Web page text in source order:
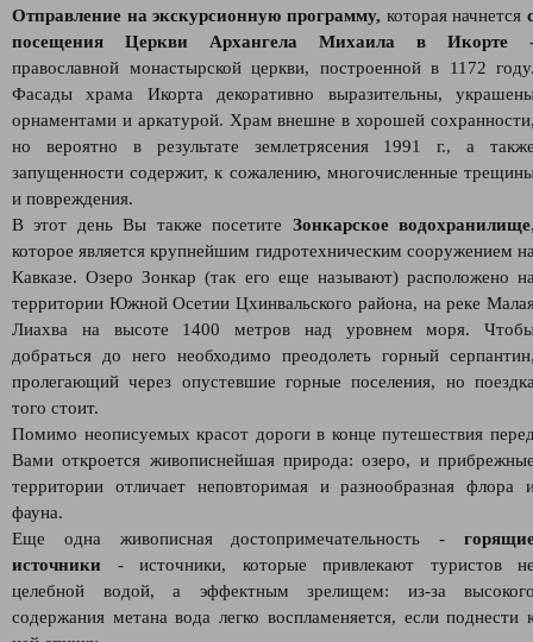
Отправление на экскурсионную программу, которая начнется
посещения Церкви Архангела Михаила в Икорте
православной монастырской церкви, построенной в 1172
Фасады храма Икорта декоративно выразительны,
орнаментами и аркатурой. Храм внешне в хорошей
но вероятно в результате землетрясения 1991 г., а
запущенности содержит, к сожалению, многочисленные
и повреждения.
В этот день Вы также посетите Зонкарское водохранилище
которое является крупнейшим гидротехническим сооружением
Кавказе. Озеро Зонкар (так его еще называют) расположено
территории Южной Осетии Цхинвальского района, на реке
Лиахва на высоте 1400 метров над уровнем моря.
добраться до него необходимо преодолеть горный
пролегающий через опустевшие горные поселения, но
того стоит.
Помимо неописуемых красот дороги в конце путешествия
Вами откроется живописнейшая природа: озеро, и
территории отличает неповторимая и разнообразная флора
фауна.
Еще одна живописная достопримечательность -
источники - источники, которые привлекают туристов
целебной водой, а эффектным зрелищем: из-за
содержания метана вода легко воспламеняется, если поднести